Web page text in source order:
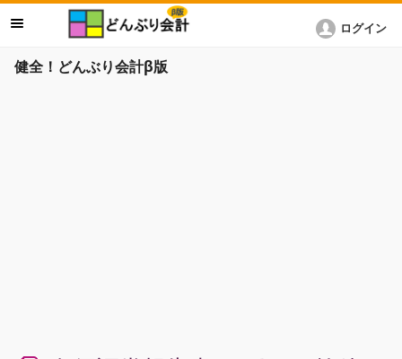
健全！どんぶり会計β版
ログイン